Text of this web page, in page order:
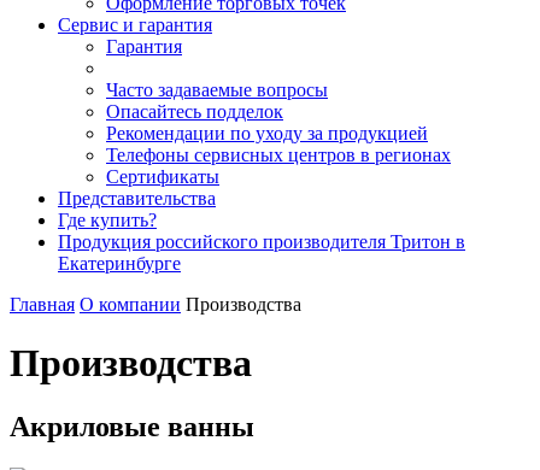
Сервис и гарантия
Гарантия
Часто задаваемые вопросы
Опасайтесь подделок
Рекомендации по уходу за продукцией
Телефоны сервисных центров в регионах
Сертификаты
Представительства
Где купить?
Продукция российского производителя Тритон в
Екатеринбурге
Главная О компании Производства
Производства
Акриловые ванны